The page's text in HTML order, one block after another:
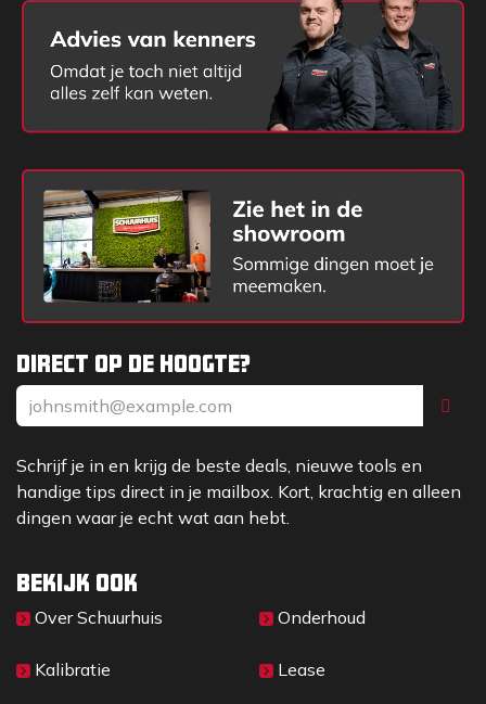
Direct op de hoogte?
Schrijf je in en krijg de beste deals, nieuwe tools en
handige tips direct in je mailbox. Kort, krachtig en alleen
dingen waar je echt wat aan hebt.
Bekijk ook
Over Sc​huurhuis
Kalibratie
Onderhoud
Lease